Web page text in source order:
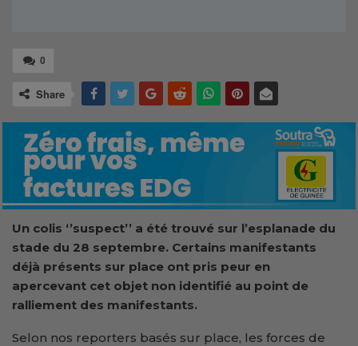
0
Share
Un colis ‘’suspect’’ a été trouvé sur l’esplanade du
stade du 28 septembre. Certains manifestants
déjà présents sur place ont pris peur en
apercevant cet objet non identifié au point de
ralliement des manifestants.
Selon nos reporters basés sur place, les forces de